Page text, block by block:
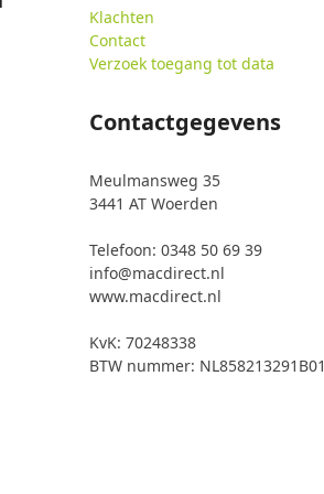
Klachten
Contact
Verzoek toegang tot data
Contactgegevens
Meulmansweg 35
3441 AT Woerden
Telefoon: 0348 50 69 39
info@macdirect.nl
www.macdirect.nl
KvK: 70248338
BTW nummer: NL858213291B01